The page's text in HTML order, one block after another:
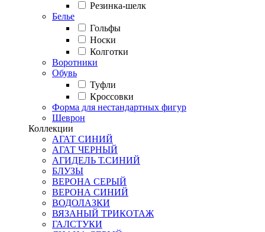
Резинка-шелк
Белье
Гольфы
Носки
Колготки
Воротники
Обувь
Туфли
Кроссовки
Форма для нестандартных фигур
Шеврон
Коллекции
АГАТ СИНИЙ
АГАТ ЧЕРНЫЙ
АГИДЕЛЬ Т.СИНИЙ
БЛУЗЫ
ВЕРОНА СЕРЫЙ
ВЕРОНА СИНИЙ
ВОДОЛАЗКИ
ВЯЗАНЫЙ ТРИКОТАЖ
ГАЛСТУКИ